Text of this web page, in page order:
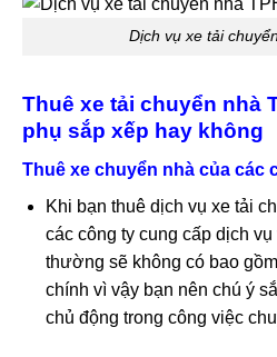
Dịch vụ xe tải
Thuê xe tải chuyển nhà
phụ sắp xếp hay không
Thuê xe chuyển nhà của các
Khi bạn thuê dịch vụ xe tải
các công ty cung cấp dịch
thường sẽ không có bao
chính vì vậy bạn nên chú ý
chủ động trong công việc